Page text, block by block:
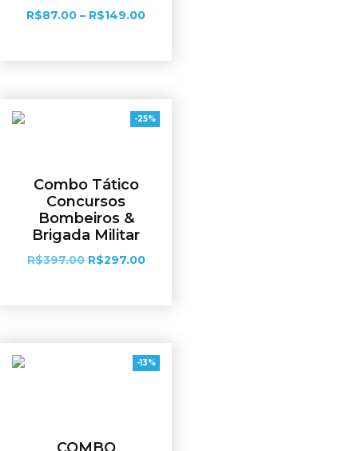
R$87.00 – R$149.00
-25%
Combo Tático
Concursos
Bombeiros &
Brigada Militar
R$397.00 R$297.00
-13%